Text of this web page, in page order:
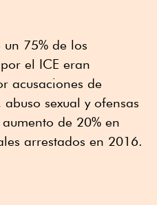
un 75% de los
el ICE eran
acusaciones de
sexual y ofensas
de 20% en
arrestados en 2016.